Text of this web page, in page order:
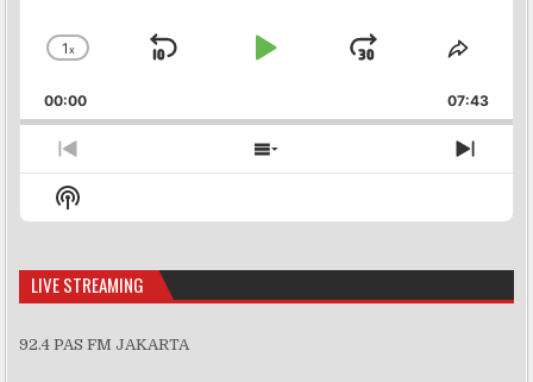
Change
Rate
1x
Skip
Play
Jump
Forward
Share
00:00 07:43
Previous
Episode
Show
Next
Show
Podcast
LIVE STREAMING
92.4 PAS FM JAKARTA